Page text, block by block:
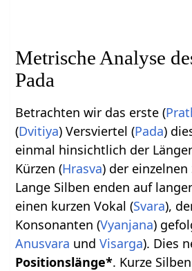
Metrische Analyse
Pada
Betrachten wir das erste (
(Dvitiya) Versviertel (Pada)
einmal hinsichtlich der
Kürzen (Hrasva) der einzelnen
Lange Silben enden auf
einen kurzen Vokal (Svara),
Konsonanten (Vyanjana)
Anusvara undVisarga). Dies
Positionslänge*. Kurze